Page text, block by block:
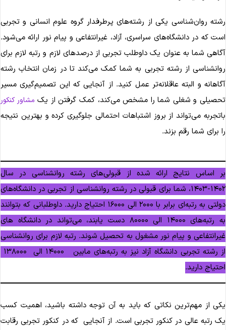
روان‌شناسی یکی از رشته‌های پرطرفدار گروه علوم انسانی و تجربی
که در دانشگاه‌های سراسری، آزاد، غیرانتفاعی و پیام نور ارائه می‌شود.
شما به عنوان یک داوطلب تجربی از درصدهای لازم و رتبه لازم برای
از رشته تجربی به شما کمک می‌کند تا در زمان انتخاب رشته
و البته عاقلانه‌تر عمل کنید. از آنجایی که این تصمیم‌گیری مسیر
و شغلی شما را مشخص می‌کند، کمک گرفتن از یک مشاور کنکور
می‌تواند از بروز اشتباهات احتمالی جلوگیری کرده و بهترین نتیجه
برای شما رقم بزند.
اساس نتایج ارائه شده از قبولی‌های رشته روانشناسی در سال
۱۴۰۲-۱۴۰۳، شما برای قبولی در رشته روانشناسی از تجربی در دانشگاه‌های
دولتی به رتبه‌ای برابر با ۲۰۰۰ الی ۱۶۰۰۰ احتیاج دارید. داوطلبانی که بتوانند
به رتبه‌های ۱۴۰۰۰ الی ۸۰۰۰۰ دست یابند، می‌تواند در دانشگاه های
و پیام نور مشغول به تحصیل شوند. رتبه لازم برای روانشناسی
از رشته تجربی دانشگاه آزاد نیز به رتبه‌های مابین ۱۴۰۰۰ الی ۱۳۸۰۰۰
دارید.
از مهم‌ترین نکاتی که باید به آن توجه داشته باشید، اهمیت کسب
رتبه عالی در کنکور تجربی است. از آنجایی که در کنکور تجربی رقابت